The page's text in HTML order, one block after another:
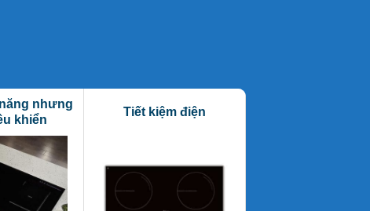
nhưng
khiển
Tiết kiệm điện